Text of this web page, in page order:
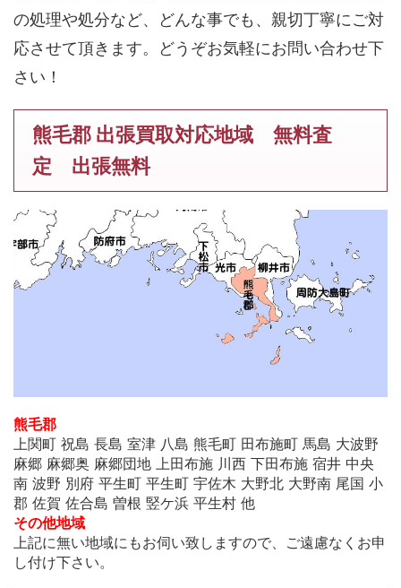
の処理や処分など、どんな事でも、親切丁寧にご対
応させて頂きます。どうぞお気軽にお問い合わせ下
さい！
熊毛郡 出張買取対応地域 無料査
定 出張無料
熊毛郡
上関町 祝島 長島 室津 八島 熊毛町 田布施町 馬島 大波野
麻郷 麻郷奥 麻郷団地 上田布施 川西 下田布施 宿井 中央
南 波野 別府 平生町 平生町 宇佐木 大野北 大野南 尾国 小
郡 佐賀 佐合島 曽根 竪ケ浜 平生村 他
その他地域
上記に無い地域にもお伺い致しますので、ご遠慮なくお申
し付け下さい。